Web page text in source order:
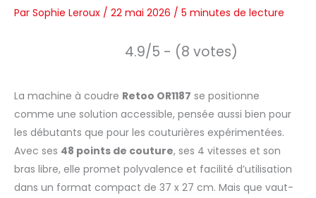
Par Sophie Leroux / 22 mai 2026 / 5 minutes de lecture
4.9/5 - (8 votes)
La machine à coudre Retoo OR1187 se positionne
comme une solution accessible, pensée aussi bien pour
les débutants que pour les couturières expérimentées.
Avec ses 48 points de couture, ses 4 vitesses et son
bras libre, elle promet polyvalence et facilité d’utilisation
dans un format compact de 37 x 27 cm. Mais que vaut-